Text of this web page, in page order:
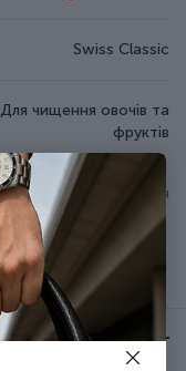
Swiss Classic
Для чищення овочів та
фруктів
Поліпропілен
Неіржавна сталь